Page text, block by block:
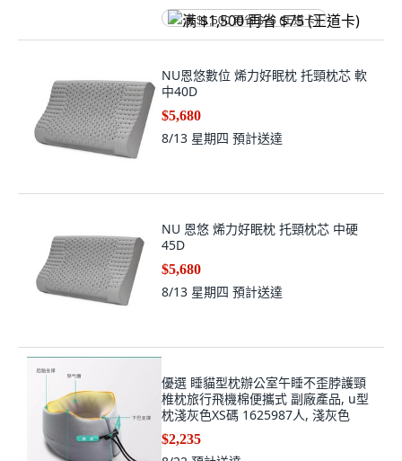
满 $1,500 再省 $75 (王道卡)
NU恩悠數位 烯力好眠枕 托頸枕芯 軟
中40D
$5,680
8/13 星期四 預計送達
NU 恩悠 烯力好眠枕 托頸枕芯 中硬
45D
$5,680
8/13 星期四 預計送達
優選 睡貓型枕辦公室午睡不歪脖護頸
椎枕旅行飛機棉便攜式 副廠產品, u型
枕淺灰色XS碼 1625987人, 淺灰色
$2,235